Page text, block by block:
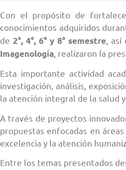
Con el propósito de
conocimientos adquiridos
de 2°, 4°, 6° y 8° semestre ,
Imagenología , realizaron la
Esta importante actividad
investigación, análisis,
la atención integral de la salud
A través de proyectos
propuestas enfocadas en
excelencia y la atención
Entre los temas presentados